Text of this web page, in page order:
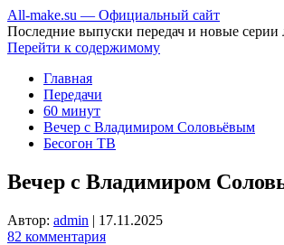
All-make.su — Официальный сайт
Последние выпуски передач и новые
Перейти к содержимому
Главная
Передачи
60 минут
Вечер с Владимиром Соловьёвым
Бесогон ТВ
Вечер с Владимиром
Автор: admin | 17.11.2025
82 комментария